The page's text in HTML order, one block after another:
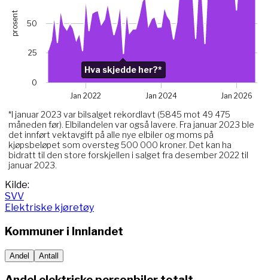
View as data table, Chart
The chart has 1 X axis displaying Time. Data ranges from
The chart has 1 Y axis displaying prosent. Data ranges
Chart annotations summary
Hva skjedde her?*. Related to Elektriske, data point
prosent
*I januar 2023 var bilsalget rekordlavt (5845 mot 49 475
måneden før). Elbilandelen var også lavere. Fra januar 2023 ble
det innført vektavgift på alle nye elbiler og moms på
kjøpsbeløpet som oversteg 500 000 kroner. Det kan ha
bidratt til den store forskjellen i salget fra desember 2022 til
januar 2023.
Jan 2022 Jan 2024 Jan 2026
0
25
50
Hva skjedde her?*
End of interactive chart.
Kilde:
SVV
Elektriske kjøretøy
Kommuner i Innlandet
Andel Antall